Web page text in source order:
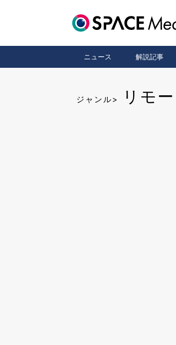
ニュース 解説記事
ジャンル> リモ